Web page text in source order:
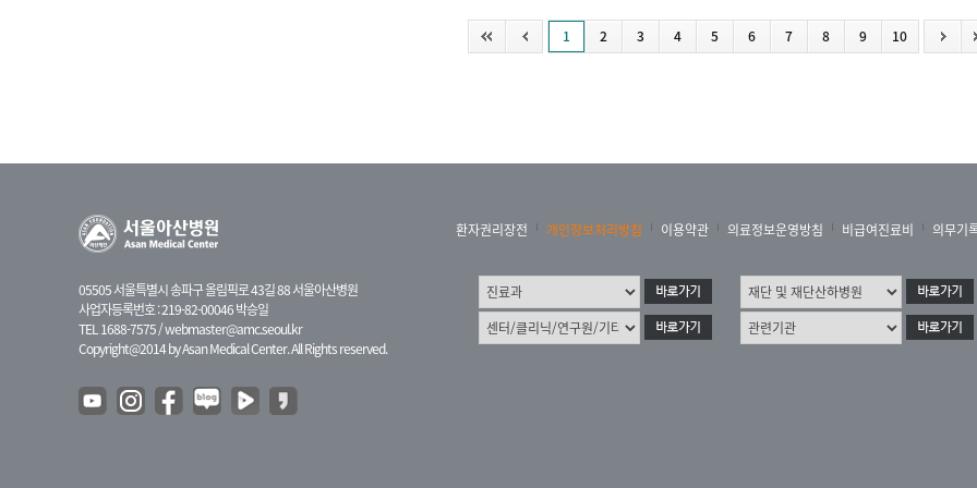
1 2 3 4 5 6 7 8 9 10
05505 서울특별시 송파구 올림픽로 43길 88 서울아산병원
사업자등록번호 : 219-82-00046 박승일
TEL 1688-7575 /webmaster@amc.seoul.kr
Copyright@2014 by Asan Medical Center. All Rights reserved.
환자권리장전 개인정보처리방침 이용약관 의료정보운영방침 비급여진료비 의무기